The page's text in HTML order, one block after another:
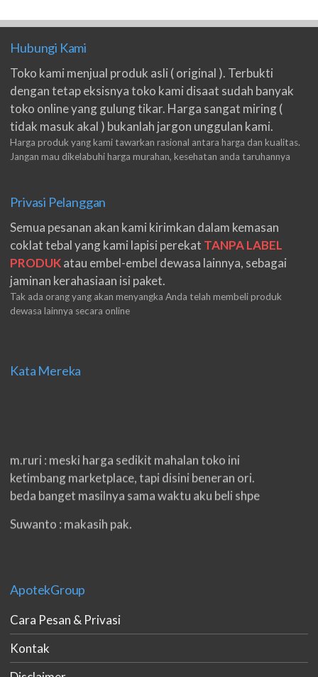
Hubungi Kami
Toko kami menjual produk asli ( original ). Terbukti
dengan tetap eksisnya toko kami disaat sudah banyak
toko online yang gulung tikar. Harga sangat miring (
tidak masuk akal ) bukanlah jargon unggulan kami.
Harga produk yang kami tawarkan rasional antara harga dan kualitas.
Jangan mau dikelabuhi harga murahan, kesehatan anda taruhannya
Privasi Pelanggan
Semua pesanan akan kami kirimkan dalam kemasan
coklat tebal yang kami lapisi perekat TANPA LABEL
PRODUKatau embel-embel dewasa lainnya, sebagai
jaminan kerahasiaan isi paket.
Tak ada orang yang akan menyangka Anda telah membeli produk
dewasa lainnya secara online
Kata Mereka
m.ruri : meski harga sedikit mahalan toko ini
ketimbang marketplace, tapi disini beneran ori.
beda banget masilnya sama waktu aku beli shpe
Suwanto : makasih pak.
produknya. tetep jaga kualitas ya gan.
eko padang : ko brang udh sampek, kan bru 2 hri
gan. cpet bgt
h.dzowi : ampuh mas kamu punya viagra, saya
ApotekGroup
Cara Pesan & Privasi
Kontak